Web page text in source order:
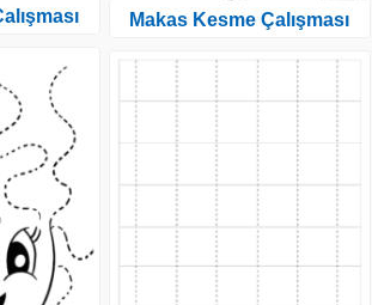
Makas Kesme Çalışması